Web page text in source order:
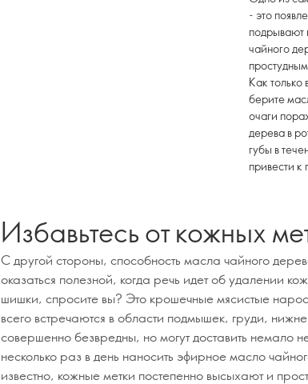
- это
подрывают
чайного
Как только
берите
очаги
дерева в
губы в
привести
Избавьтесь от кожных
С другой стороны, способность масла чайного
оказаться полезной, когда речь идет об удалении
шишки, спросите вы? Это крошечные мясистые
всего встречаются в области подмышек, груди,
совершенно безвредны, но могут доставить немало
несколько раз в день наносить эфирное масло
известно, кожные метки постепенно высыхают и